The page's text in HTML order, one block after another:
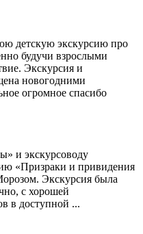
детскую экскурсию про
будучи взрослыми
Экскурсия и
новогодними
огромное спасибо
и экскурсоводу
«Призраки и привидения
Экскурсия была
с хорошей
в доступной ...